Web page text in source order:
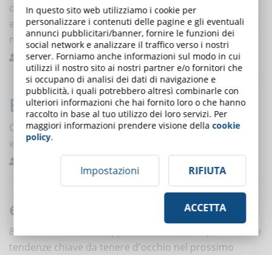
dell’apprendimento gli utenti e il loro condividere
esperienze. Perché è importante in un’azienda e in che
modo può stimolare i dipendenti?
Mastroleo Buone pratiche 0
Blockchain e formazione online
Come la Blockchain può migliorare e rendere più
efficace la formazione online.
e-Learning: i trend del 2019
8 tendenze che si svilupperanno nel 2019. Quali sono le
tendenze chiave da tenere d'occhio nel prossimo
In questo sito web utilizziamo i cookie per
personalizzare i contenuti delle pagine e gli eventuali
annunci pubblicitari/banner, fornire le funzioni dei
social network e analizzare il traffico verso i nostri
server. Forniamo anche informazioni sul modo in cui
utilizzi il nostro sito ai nostri partner e/o fornitori che
si occupano di analisi dei dati di navigazione e
pubblicità, i quali potrebbero altresì combinarle con
ulteriori informazioni che hai fornito loro o che hanno
raccolto in base al tuo utilizzo dei loro servizi. Per
maggiori informazioni prendere visione dellacookie
policy.
Impostazioni RIFIUTA
ACCETTA